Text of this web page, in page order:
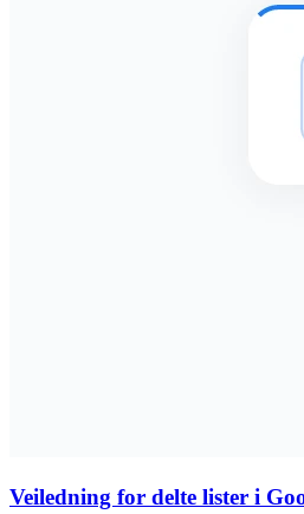
Veiledning for delte lister i